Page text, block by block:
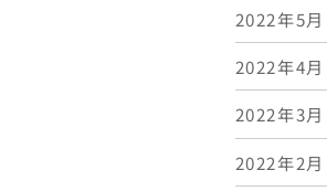
2022年5月
2022年4月
2022年3月
2022年2月